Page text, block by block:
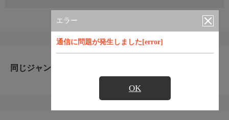
エラー
通信に問題が発生しました[error]
OK
同じジャンルのおすすめ番組